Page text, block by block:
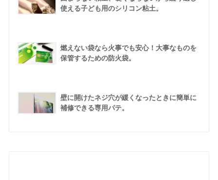
使える子ども用のシリコン粘土。
燃えない袋なら火事でも安心！大事なものを
保管するための防火袋。
壁に開けたネジ穴が緩くなったときに簡単に
補修できる専用パテ。